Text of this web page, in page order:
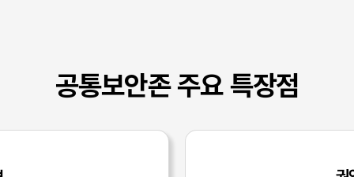
공통보안존 주요 특장점